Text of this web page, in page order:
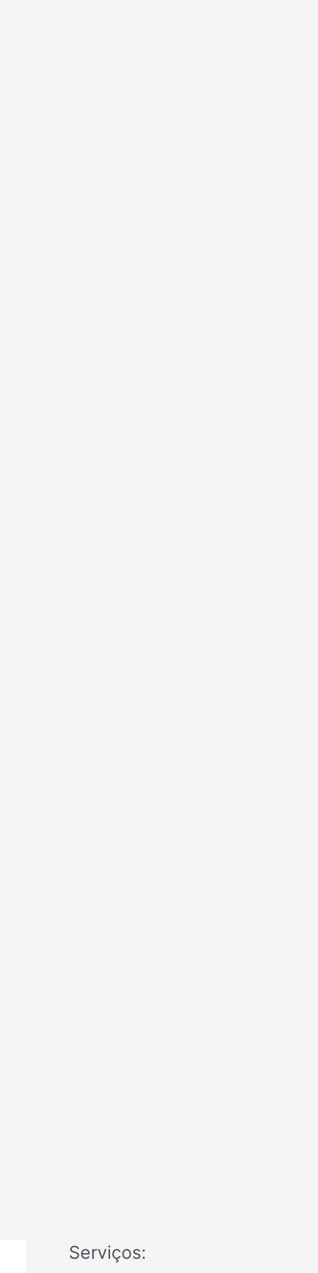
Serviços: